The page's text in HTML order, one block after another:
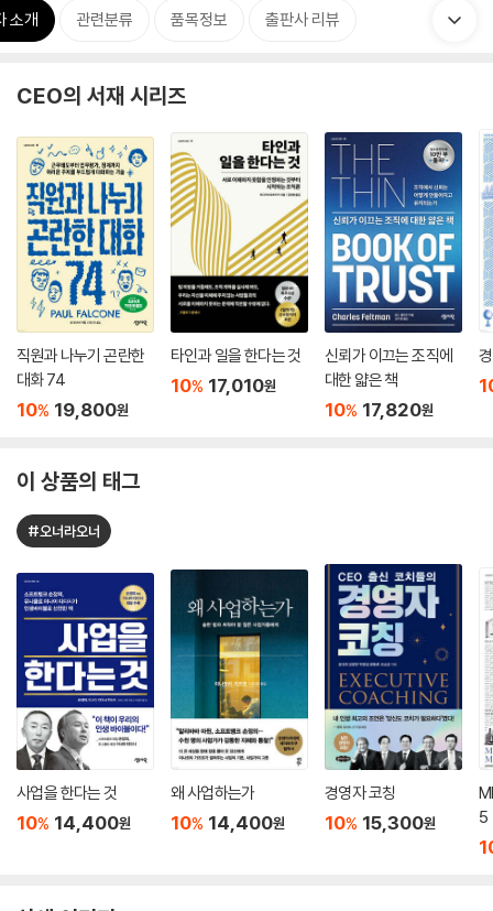
소개 관련분류 품목정보 출판사 리뷰
CEO의 서재 시리즈
직원과 나누기 곤란한
대화 74
10% 19,800원
타인과 일을 한다는 것
10% 17,010원
신뢰가 이끄는 조직에
대한 얇은 책
10% 17,820원
이 상품의 태그
#오너라오너
사업을 한다는 것
10% 14,400원
왜 사업하는가
10% 14,400원
경영자 코칭
10% 15,300원
5